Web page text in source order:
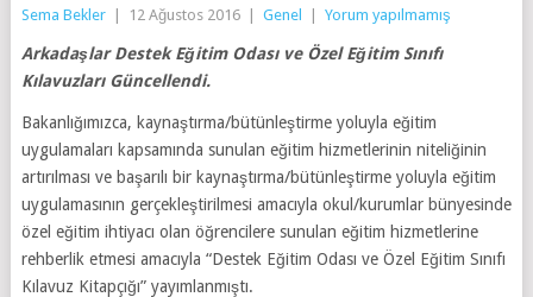
Sema Bekler 12 Ağustos 2016 Genel Yorum yapılmamış
Arkadaşlar Destek Eğitim Odası ve Özel Eğitim Sınıfı
Kılavuzları Güncellendi.
Bakanlığımızca, kaynaştırma/bütünleştirme yoluyla eğitim
uygulamaları kapsamında sunulan eğitim hizmetlerinin niteliğinin
artırılması ve başarılı bir kaynaştırma/bütünleştirme yoluyla eğitim
uygulamasının gerçekleştirilmesi amacıyla okul/kurumlar bünyesinde
özel eğitim ihtiyacı olan öğrencilere sunulan eğitim hizmetlerine
rehberlik etmesi amacıyla “Destek Eğitim Odası ve Özel Eğitim Sınıfı
Kılavuz Kitapçığı” yayımlanmıştı.